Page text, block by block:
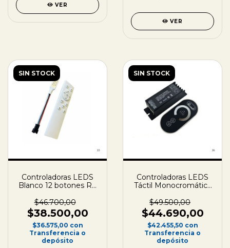
VER
VER
SIN STOCK
Controladoras LEDS
Blanco 12 botones RF
$46.700,00
$38.500,00
$36.575,00 con
Transferencia o
depósito
SIN STOCK
Controladoras LEDS
Táctil Monocromática
$49.500,00
$44.690,00
$42.455,50 con
Transferencia o
depósito